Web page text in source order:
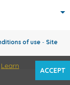
of use -Site
Learn
ACCEPT